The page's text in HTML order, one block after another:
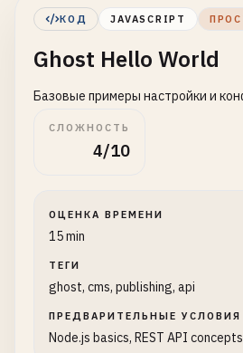
КОД JAVASCRIPT
Ghost Hello World
Базовые примеры настройки и
СЛОЖНОСТЬ
4/10
ОЦЕНКА ВРЕМЕНИ
15 min
ТЕГИ
ghost, cms, publishing, api
ПРЕДВАРИТЕЛЬНЫЕ УСЛОВИЯ
Node.js basics, REST API concepts